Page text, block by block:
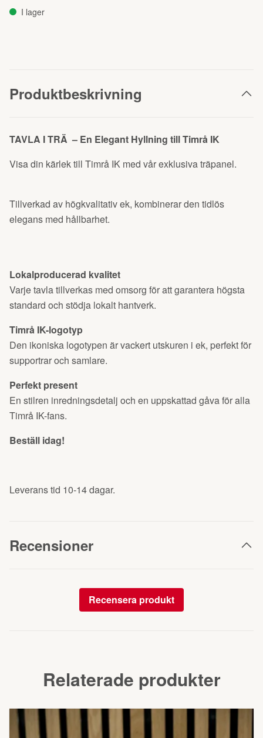
I lager
Produktbeskrivning
TAVLA I TRÄ – En Elegant Hyllning till Timrå IK
Visa din kärlek till Timrå IK med vår exklusiva träpanel.
Tillverkad av högkvalitativ ek, kombinerar den tidlös
elegans med hållbarhet.
Lokalproducerad kvalitet
Varje tavla tillverkas med omsorg för att garantera högsta
standard och stödja lokalt hantverk.
Timrå IK-logotyp
Den ikoniska logotypen är vackert utskuren i ek, perfekt för
supportrar och samlare.
Perfekt present
En stilren inredningsdetalj och en uppskattad gåva för alla
Timrå IK-fans.
Beställ idag!
Leverans tid 10-14 dagar.
Recensioner
Recensera produkt
Relaterade produkter